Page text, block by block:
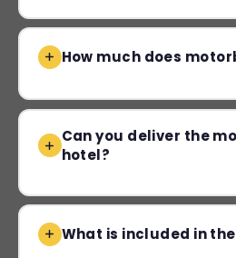
How much does
Can you deliver the
hotel?
What is included in